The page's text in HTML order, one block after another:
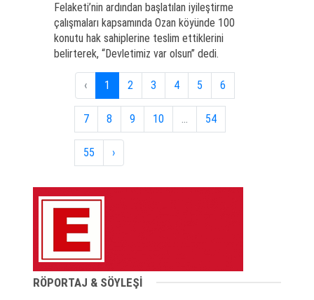
Felaketi’nin ardından başlatılan iyileştirme
çalışmaları kapsamında Ozan köyünde 100
konutu hak sahiplerine teslim ettiklerini
belirterek, “Devletimiz var olsun” dedi.
‹ 1 2 3 4 5 6
7 8 9 10 ... 54
55 ›
RÖPORTAJ & SÖYLEŞİ